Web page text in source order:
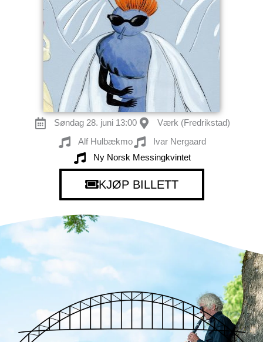
Søndag 28. juni 13:00
Værk (Fredrikstad)
Alf Hulbækmo
Ivar Nergaard
Ny Norsk Messingkvintet
KJØP BILLETT